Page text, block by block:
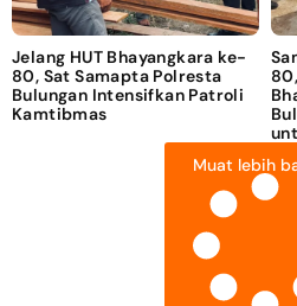
Jelang HUT Bhayangkara ke-
80, Sat Samapta Polresta
Bulungan Intensifkan Patroli
Kamtibmas
Muat lebih